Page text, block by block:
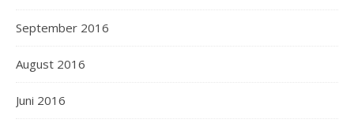
September 2016
August 2016
Juni 2016